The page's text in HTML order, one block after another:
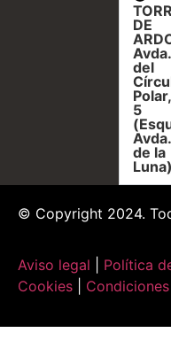
DE
Avda.
del
Polar,
5
Avda.
de la
Luna)
© Copyright 2024.
Aviso legal Política
Cookies